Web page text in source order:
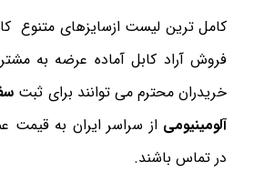
کامل ترین لیست ازسایزهای متنوع
فروش آراد کابل آماده عرضه به
خریدران محترم می توانند برای ثبت
آلومینیومی از سراسر ایران به قیمت
در تماس باشند.